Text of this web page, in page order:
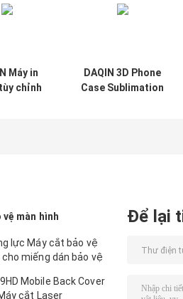
Máy in
chỉnh
DAQIN 3D Phone
Case Sublimation
màn hình
lực Máy cắt bảo vệ
miếng dán bảo vệ
Mobile Back Cover
cắt Laser
Để lại